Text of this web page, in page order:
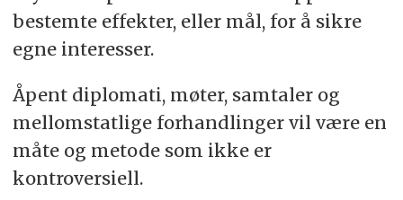
bestemte effekter, eller mål, for å sikre
egne interesser.
Åpent diplomati, møter, samtaler og
mellomstatlige forhandlinger vil være en
måte og metode som ikke er
kontroversiell.